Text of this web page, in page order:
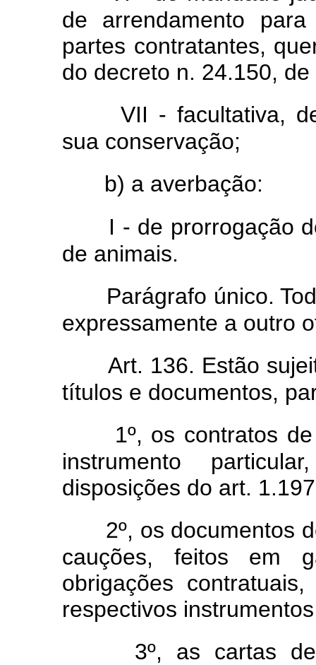
de arrendamento
partes contratantes,
do decreto n. 24.150,
VII - facultativa,
sua conservação;
b) a averbação:
I - de prorrogação
de animais.
Parágrafo único.
expressamente a outro
Art. 136. Estão
títulos e documentos,
1º, os contratos
instrumento
disposições do art.
2º, os documentos
cauções, feitos em
obrigações
respectivos
3º, as cartas